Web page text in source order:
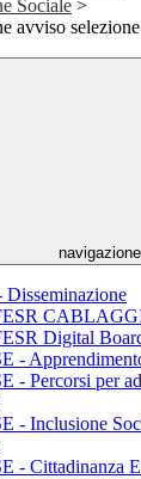
Sociale >
avviso
navigazione
Digital
-
- Percorsi per
- Inclusione
- Cittadinanza